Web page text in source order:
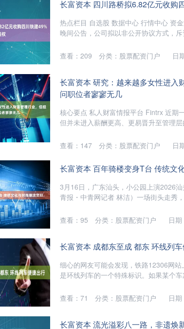
长富资本 四川路桥拟6.82亿元收购
热点栏目 自选股 数据中心 行情中心 资
晚间公告，公司拟以非公开协议方式，
日
查看： 209 分类： 股票配资门户
长富资本 研究：越来越多女性进入
问职位者寥寥无几
核心要点 私人财富情报平台 Fintrx 近期
但并未进入薪酬更高、更易晋升至管理
日
查看： 147 分类： 股票配资门户
长富资本 百年骑楼变身T台 传统文
3月16日，广东汕头，小公园上演2026
青报・中青网记者 林洁）一场街头走秀
日
查看： 95 分类： 股票配资门户
长富资本 成都东至成 都东 环线列
细心的网友可能会发现，铁路12306网
是环线列车的一个特殊标识。如果某个
日
查看： 71 分类： 股票配资门户
长富资本 流光溢彩八一路，非遗焕